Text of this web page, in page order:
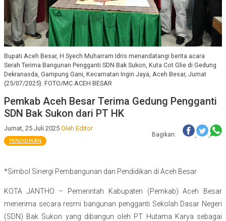
Bupati Aceh Besar, H Syech Muharram Idris menandatangi berita acara
Serah Terima Bangunan Pengganti SDN Bak Sukon, Kuta Cot Glie di Gedung
Dekranasda, Gampung Gani, Kecamatan Ingin Jaya, Aceh Besar, Jumat
(25/07/2025). FOTO/MC ACEH BESAR
Pemkab Aceh Besar Terima Gedung Pengganti
SDN Bak Sukon dari PT HK
Jumat, 25 Juli 2025 Oleh Editor
Bagikan:
PENDIDIKAN
*Simbol Sinergi Pembangunan dan Pendidikan di Aceh Besar
KOTA JANTHO – Pemerintah Kabupaten (Pemkab) Aceh Besar
menerima secara resmi bangunan pengganti Sekolah Dasar Negeri
(SDN) Bak Sukon yang dibangun oleh PT Hutama Karya sebagai